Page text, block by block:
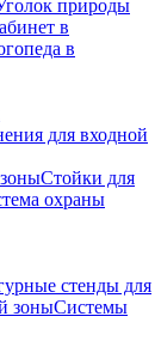
природы
в
в
для входной
Стойки для
охраны
стенды для
зоныСистемы